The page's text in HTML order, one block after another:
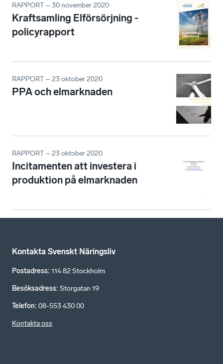
RAPPORT – 30 november 2020
Kraftsamling Elförsörjning -
policyrapport
RAPPORT – 23 oktober 2020
PPA och elmarknaden
RAPPORT – 23 oktober 2020
Incitamenten att investera i
produktion på elmarknaden
Kontakta Svenskt Näringsliv
Postadress: 114 82 Stockholm
Besöksadress: Storgatan 19
Telefon: 08-553 430 00
Kontakta oss